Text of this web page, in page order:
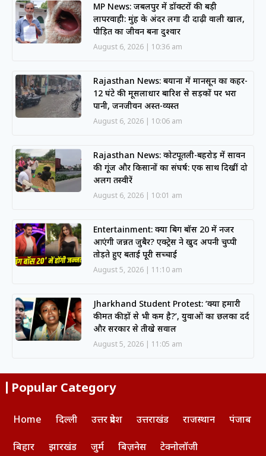
MP News: जबलपुर में डॉक्टरों की बड़ी
लापरवाही: मुंह के अंदर लगा दी दाढ़ी वाली खाल,
पीड़ित का जीवन बना दुश्वार
August 6, 2026 10:36 am
Rajasthan News: बयाना में मानसून का कहर-
12 घंटे की मूसलाधार बारिश से सड़कों पर भरा
पानी, जनजीवन अस्त-व्यस्त
August 6, 2026 10:06 am
Rajasthan News: कोटपूतली-बहरोड़ में सावन
की गूंज और किसानों का संघर्ष: एक साथ दिखीं दो
अलग तस्वीरें
August 6, 2026 10:01 am
Entertainment: क्या बिग बॉस 20 में नजर
आएंगी जन्नत जुबैर? एक्ट्रेस ने खुद अपनी चुप्पी
तोड़ते हुए बताई पूरी सच्चाई
August 5, 2026 11:10 am
Jharkhand Student Protest: ‘क्या हमारी
कीमत कीड़ों से भी कम है?’, युवाओं का छलका दर्द
और सरकार से तीखे सवाल
August 5, 2026 11:05 am
Popular Category
Home दिल्ली उत्तर प्रदेश उत्तराखंड राजस्थान पंजाब
बिहार झारखंड जुर्म बिज़नेस टेक्नोलॉजी